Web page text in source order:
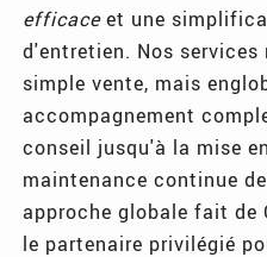
efficaceet une
d'entretien. Nos
simple vente, mais
accompagnement
conseil jusqu'à la mise
maintenance continue
approche globale fait de
le partenaire privilégié